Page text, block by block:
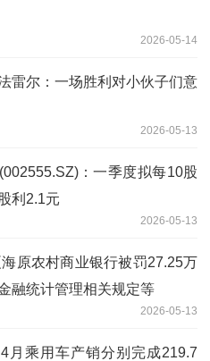
2026-05-14
雷尔：一场胜利对小伙子们意
2026-05-13
：一季度拟每10股
利2.1元
2026-05-13
原农村商业银行被罚27.25万
融统计管理相关规定等
2026-05-13
月乘用车产销分别完成219.7